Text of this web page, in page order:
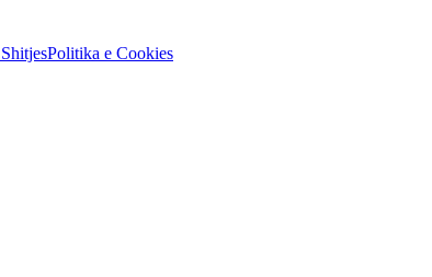
Politika e Cookies